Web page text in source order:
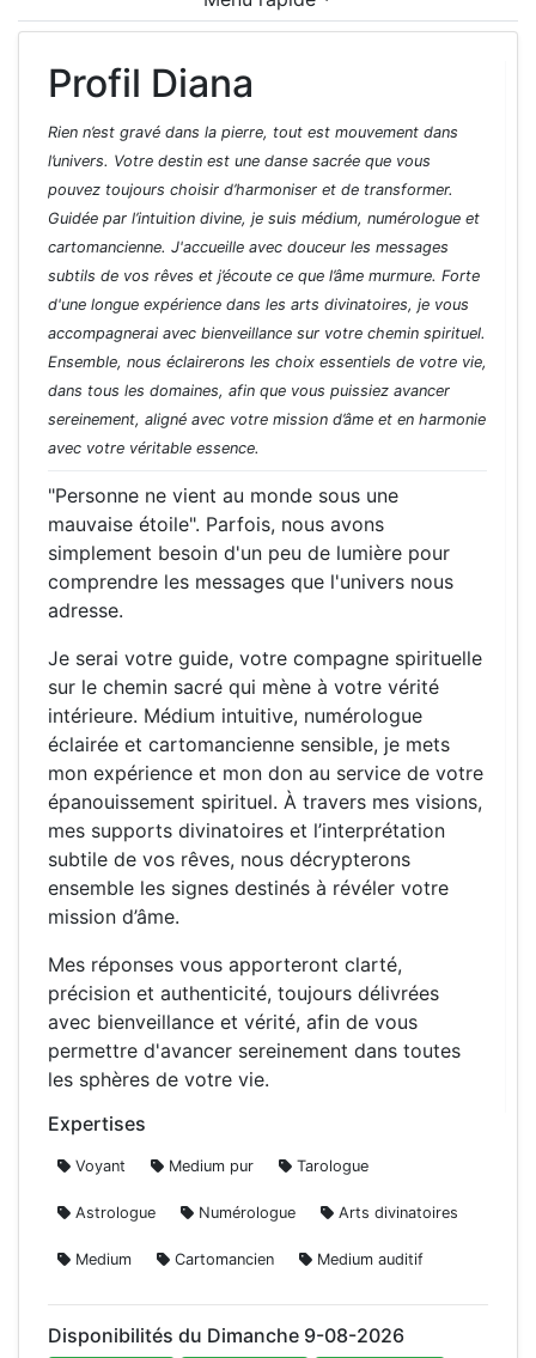
Profil Diana
Rien n’est gravé dans la pierre, tout est mouvement dans
l’univers. Votre destin est une danse sacrée que vous
pouvez toujours choisir d’harmoniser et de transformer.
Guidée par l’intuition divine, je suis médium, numérologue et
cartomancienne. J'accueille avec douceur les messages
subtils de vos rêves et j’écoute ce que l’âme murmure. Forte
d'une longue expérience dans les arts divinatoires, je vous
accompagnerai avec bienveillance sur votre chemin spirituel.
Ensemble, nous éclairerons les choix essentiels de votre vie,
dans tous les domaines, afin que vous puissiez avancer
sereinement, aligné avec votre mission d’âme et en harmonie
avec votre véritable essence.
"Personne ne vient au monde sous une
mauvaise étoile". Parfois, nous avons
simplement besoin d'un peu de lumière pour
comprendre les messages que l'univers nous
adresse.
Je serai votre guide, votre compagne spirituelle
sur le chemin sacré qui mène à votre vérité
intérieure. Médium intuitive, numérologue
éclairée et cartomancienne sensible, je mets
mon expérience et mon don au service de votre
épanouissement spirituel. À travers mes visions,
mes supports divinatoires et l’interprétation
subtile de vos rêves, nous décrypterons
ensemble les signes destinés à révéler votre
mission d’âme.
Mes réponses vous apporteront clarté,
précision et authenticité, toujours délivrées
avec bienveillance et vérité, afin de vous
permettre d'avancer sereinement dans toutes
les sphères de votre vie.
Expertises
Voyant Medium pur Tarologue
Astrologue Numérologue Arts divinatoires
Medium Cartomancien Medium auditif
Disponibilités du Dimanche 9-08-2026